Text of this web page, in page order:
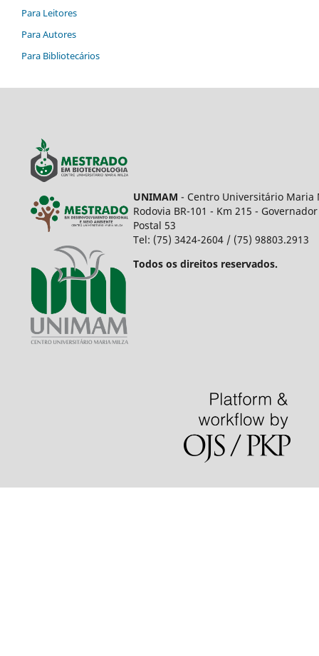
Para Leitores
Para Autores
Para Bibliotecários
UNIMAM - Centro Universitário Maria
Rodovia BR-101 - Km 215 -
Postal 53
Tel: (75) 3424-2604 / (75) 98803.2913
Todos os direitos reservados.